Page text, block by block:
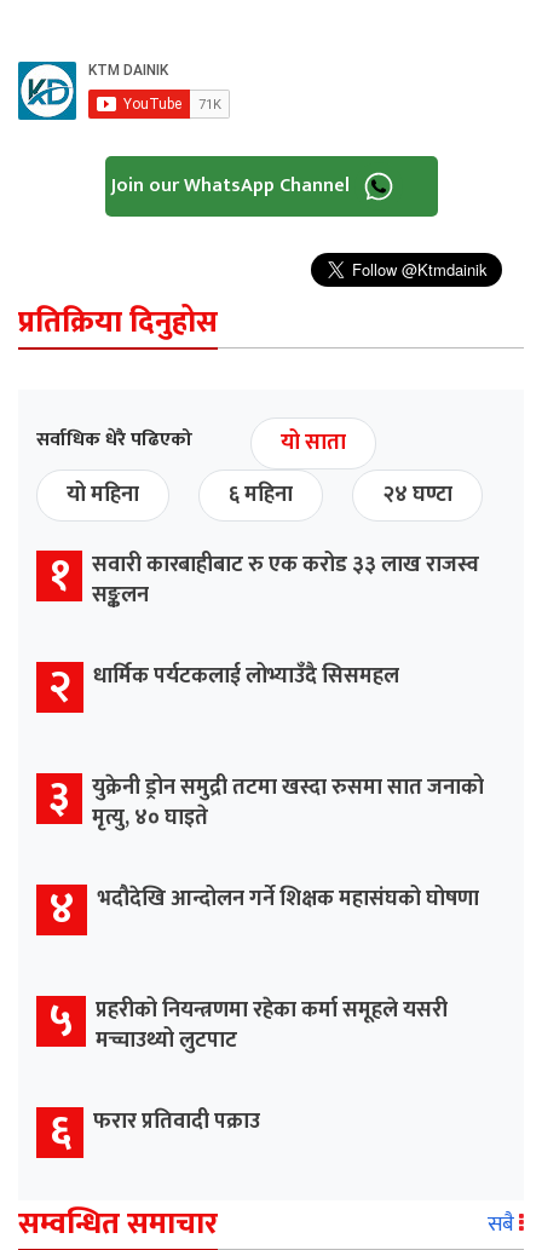
Join our WhatsApp Channel
प्रतिक्रिया दिनुहोस
सर्वाधिक धेरै पढिएको
यो साता
यो महिना
६ महिना २४ घण्टा
१ सवारी कारबाहीबाट रु एक करोड ३३ लाख राजस्व
सङ्कलन
२ धार्मिक पर्यटकलाई लोभ्याउँदै सिसमहल
३ युक्रेनी ड्रोन समुद्री तटमा खस्दा रुसमा सात जनाको
मृत्यु, ४० घाइते
४ भदौदेखि आन्दोलन गर्ने शिक्षक महासंघको घोषणा
५ प्रहरीको नियन्त्रणमा रहेका कर्मा समूहले यसरी
मच्चाउथ्यो लुटपाट
६ फरार प्रतिवादी पक्राउ
सम्वन्धित समाचार सबै